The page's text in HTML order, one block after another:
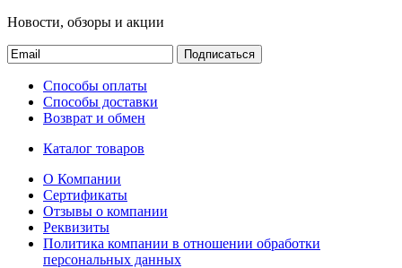
Новости, обзоры и акции
Подписаться
Способы оплаты
Способы доставки
Возврат и обмен
Каталог товаров
О Компании
Сертификаты
Отзывы о компании
Реквизиты
Политика компании в отношении обработки
персональных данных